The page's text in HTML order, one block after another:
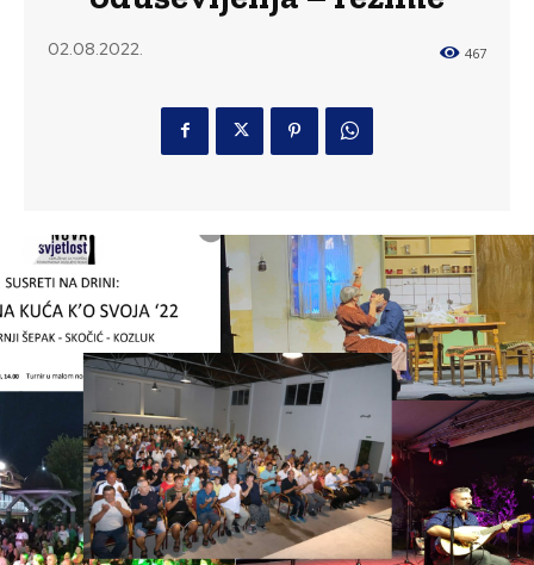
02.08.2022. 467